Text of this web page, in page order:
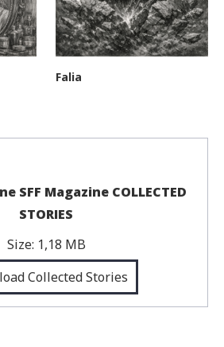
Falia
SFF Magazine COLLECTED
STORIES
Size: 1,18 MB
Collected Stories